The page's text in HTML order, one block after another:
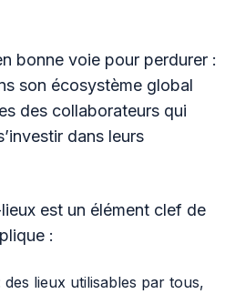
bonne voie pour perdurer :
son écosystème global
des collaborateurs qui
dans leurs
est un élément clef de
:
des lieux utilisables par tous,